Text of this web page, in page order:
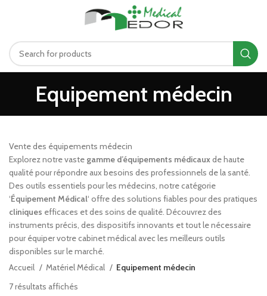
Equipement médecin
Vente des équipements médecin
Explorez notre vaste gamme d’équipements médicauxde haute
qualité pour répondre aux besoins des professionnels de la santé.
Des outils essentiels pour les médecins, notre catégorie
‘Équipement Médical‘ offre des solutions fiables pour des pratiques
cliniques efficaces et des soins de qualité. Découvrez des
instruments précis, des dispositifs innovants et tout le nécessaire
pour équiper votre cabinet médical avec les meilleurs outils
disponibles sur le marché.
Accueil
Matériel Médical
Equipement médecin
7 résultats affichés